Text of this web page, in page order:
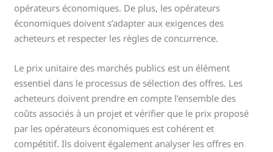
opérateurs économiques. De plus, les opérateurs
économiques doivent s’adapter aux exigences des
acheteurs et respecter les règles de concurrence.
Le prix unitaire des marchés publics est un élément
essentiel dans le processus de sélection des offres. Les
acheteurs doivent prendre en compte l’ensemble des
coûts associés à un projet et vérifier que le prix proposé
par les opérateurs économiques est cohérent et
compétitif. Ils doivent également analyser les offres en